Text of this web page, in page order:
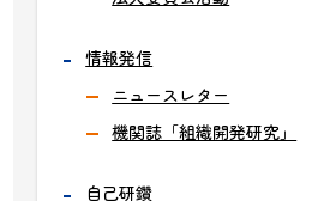
情報発信
ニュースレター
機関誌「組織開発研究」
自己研鑽